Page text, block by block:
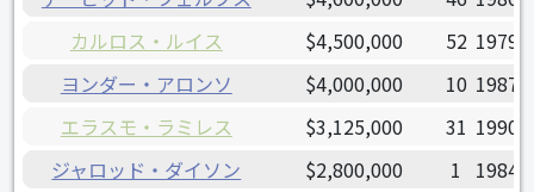
カルロス・ルイス
$4,500,000 52 1979/
ヨンダー・アロンソ
$4,000,000 10 1987/
エラスモ・ラミレス
$3,125,000 31 1990/
ジャロッド・ダイソン
$2,800,000 1
1984/